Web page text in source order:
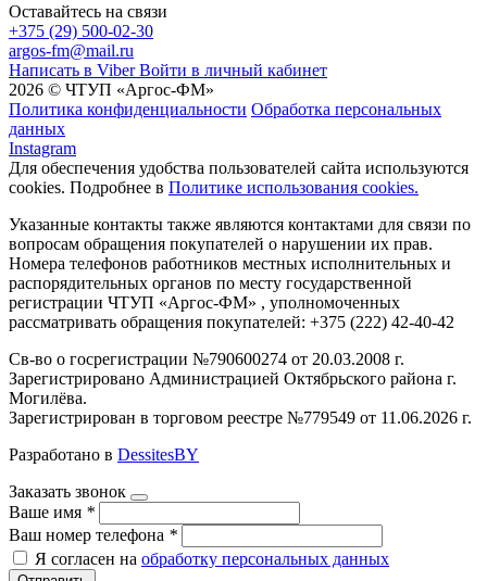
Оставайтесь на связи
+375 (29) 500-02-30
argos-fm@mail.ru
Написать в Viber Войти в личный кабинет
2026 © ЧТУП «Аргос-ФМ»
Политика конфиденциальности Обработка персональных
данных
Instagram
Для обеспечения удобства пользователей сайта используются
cookies. Подробнее в Политике использования cookies.
Указанные контакты также являются контактами для связи по
вопросам обращения покупателей о нарушении их прав.
Номера телефонов работников местных исполнительных и
распорядительных органов по месту государственной
регистрации ЧТУП «Аргос-ФМ» , уполномоченных
рассматривать обращения покупателей: +375 (222) 42-40-42
Св-во о госрегистрации №790600274 от 20.03.2008 г.
Зарегистрировано Администрацией Октябрьского района г.
Могилёва.
Зарегистрирован в торговом реестре №779549 от 11.06.2026 г.
Разработано в DessitesBY
Заказать звонок
Ваше имя *
Ваш номер телефона *
Я согласен на обработку персональных данных